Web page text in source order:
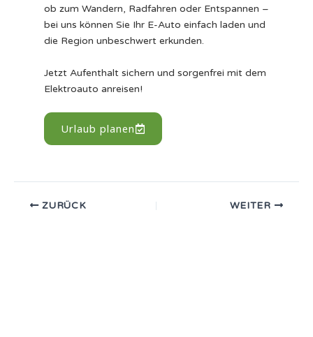
ob zum Wandern, Radfahren oder Entspannen –
bei uns können Sie Ihr E-Auto einfach laden und
die Region unbeschwert erkunden.
Jetzt Aufenthalt sichern und sorgenfrei mit dem
Elektroauto anreisen!
Urlaub planen
ZURÜCK WEITER